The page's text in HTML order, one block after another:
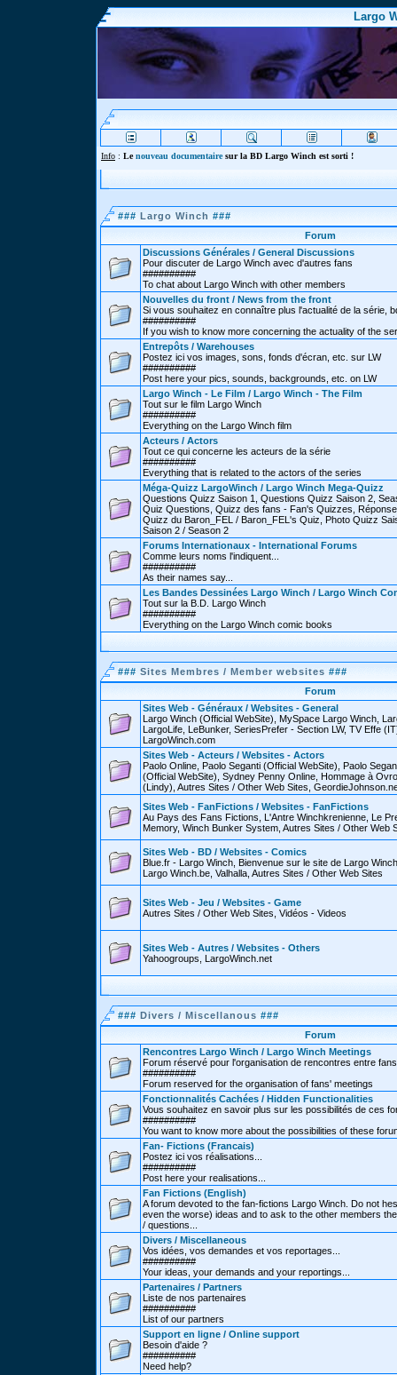
Largo
Info : Lenouveau documentairesur la BD Largo Winch est sorti !
### Largo Winch ###
Forum
Discussions Générales / General Discussions
Pour discuter de Largo Winch avec d'autres fans
##########
To chat about Largo Winch with other members
Nouvelles du front / News from the front
Si vous souhaitez en connaître plus l'actualité de la série,
##########
If you wish to know more concerning the actuality of the
Entrepôts / Warehouses
Postez ici vos images, sons, fonds d'écran, etc. sur LW
##########
Post here your pics, sounds, backgrounds, etc. on LW
Largo Winch - Le Film / Largo Winch - The Film
Tout sur le film Largo Winch
##########
Everything on the Largo Winch film
Acteurs / Actors
Tout ce qui concerne les acteurs de la série
##########
Everything that is related to the actors of the series
Méga-Quizz LargoWinch / Largo Winch Mega-Quizz
Questions Quizz Saison 1, Questions Quizz Saison 2,
Quiz Questions, Quizz des fans - Fan's Quizzes,
Quizz du Baron_FEL / Baron_FEL's Quiz, Photo Quizz
Saison 2 / Season 2
Forums Internationaux - International Forums
Comme leurs noms l'indiquent...
##########
As their names say...
Les Bandes Dessinées Largo Winch / Largo Winch
Tout sur la B.D. Largo Winch
##########
Everything on the Largo Winch comic books
### Sites Membres / Member websites ###
Forum
Sites Web - Généraux / Websites - General
Largo Winch (Official WebSite), MySpace Largo Winch,
LargoLife, LeBunker, SeriesPrefer - Section LW, TV Effe
LargoWinch.com
Sites Web - Acteurs / Websites - Actors
Paolo Online, Paolo Seganti (Official WebSite), Paolo
(Official WebSite), Sydney Penny Online, Hommage à
(Lindy), Autres Sites / Other Web Sites,
Sites Web - FanFictions / Websites - FanFictions
Au Pays des Fans Fictions, L'Antre Winchkrenienne, Le
Memory, Winch Bunker System, Autres Sites / Other Web
Sites Web - BD / Websites - Comics
Blue.fr - Largo Winch, Bienvenue sur le site de Largo
Largo Winch.be, Valhalla, Autres Sites / Other Web Sites
Sites Web - Jeu / Websites - Game
Autres Sites / Other Web Sites, Vidéos - Videos
Sites Web - Autres / Websites - Others
Yahoogroups, LargoWinch.net
### Divers / Miscellanous ###
Forum
Rencontres Largo Winch / Largo Winch Meetings
Forum réservé pour l'organisation de rencontres entre fans
##########
Forum reserved for the organisation of fans' meetings
Fonctionnalités Cachées / Hidden Functionalities
Vous souhaitez en savoir plus sur les possibilités de ces
##########
You want to know more about the possibilities of these
Fan- Fictions (Francais)
Postez ici vos réalisations...
##########
Post here your realisations...
Fan Fictions (English)
A forum devoted to the fan-fictions Largo Winch. Do not
even the worse) ideas and to ask to the other members
/ questions...
Divers / Miscellaneous
Vos idées, vos demandes et vos reportages...
##########
Your ideas, your demands and your reportings...
Partenaires / Partners
Liste de nos partenaires
##########
List of our partners
Support en ligne / Online support
Besoin d'aide ?
##########
Need help?